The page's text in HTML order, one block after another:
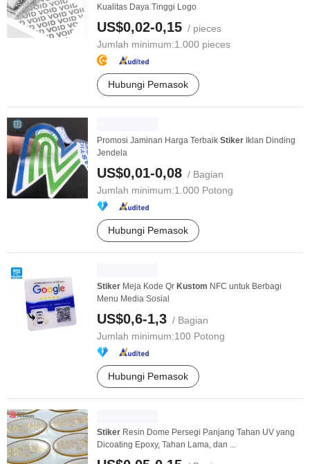
Kualitas Daya Tinggi Logo
US$0,02-0,15 / pieces
Jumlah minimum:1.000 pieces
Hubungi Pemasok
Promosi Jaminan Harga Terbaik Stiker Iklan Dinding
Jendela
US$0,01-0,08 / Bagian
Jumlah minimum:1.000 Potong
Hubungi Pemasok
Stiker Meja Kode Qr Kustom NFC untuk Berbagi
Menu Media Sosial
US$0,6-1,3 / Bagian
Jumlah minimum:100 Potong
Hubungi Pemasok
Stiker Resin Dome Persegi Panjang Tahan UV yang
Dicoating Epoxy, Tahan Lama, dan ...